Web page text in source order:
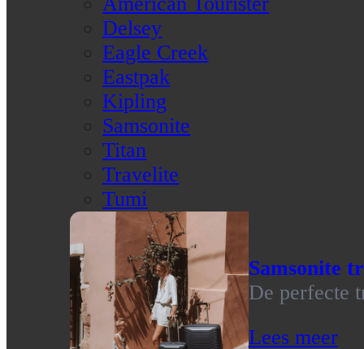
Delsey
Eagle Creek
Eastpak
Kipling
Samsonite
Titan
Travelite
Tumi
Samsonite
De perfecte
Lees meer